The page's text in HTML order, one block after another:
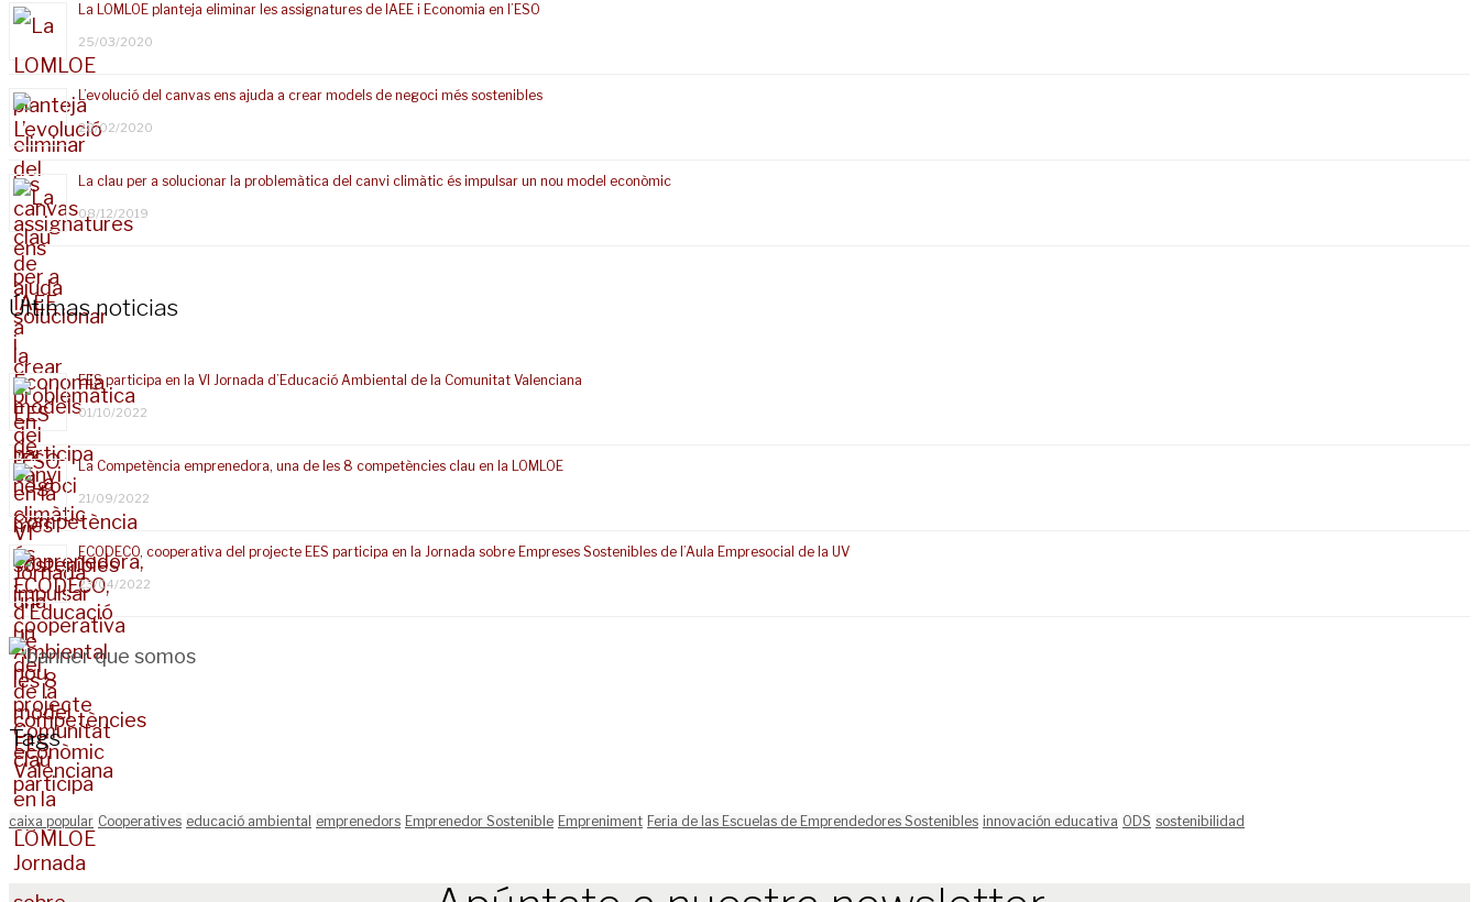
La LOMLOE planteja eliminar les assignatures de IAEE i Economia en l’ESO
25/03/2020
L’evolució del canvas ens ajuda a crear models de negoci més sostenibles
28/02/2020
La clau per a solucionar la problemàtica del canvi climàtic és impulsar un nou model econòmic
08/12/2019
Últimas noticias
EES participa en la VI Jornada d’Educació Ambiental de la Comunitat Valenciana
01/10/2022
La Competència emprenedora, una de les 8 competències clau en la LOMLOE
21/09/2022
ECODECO, cooperativa del projecte EES participa en la Jornada sobre Empreses Sostenibles de l’Aula Empresocial de la UV
23/04/2022
Tags
caixa popular Cooperatives educació ambiental emprenedors Emprenedor Sostenible Empreniment Feria de las Escuelas de Emprendedores Sostenibles innovación educativa ODS sostenibilidad